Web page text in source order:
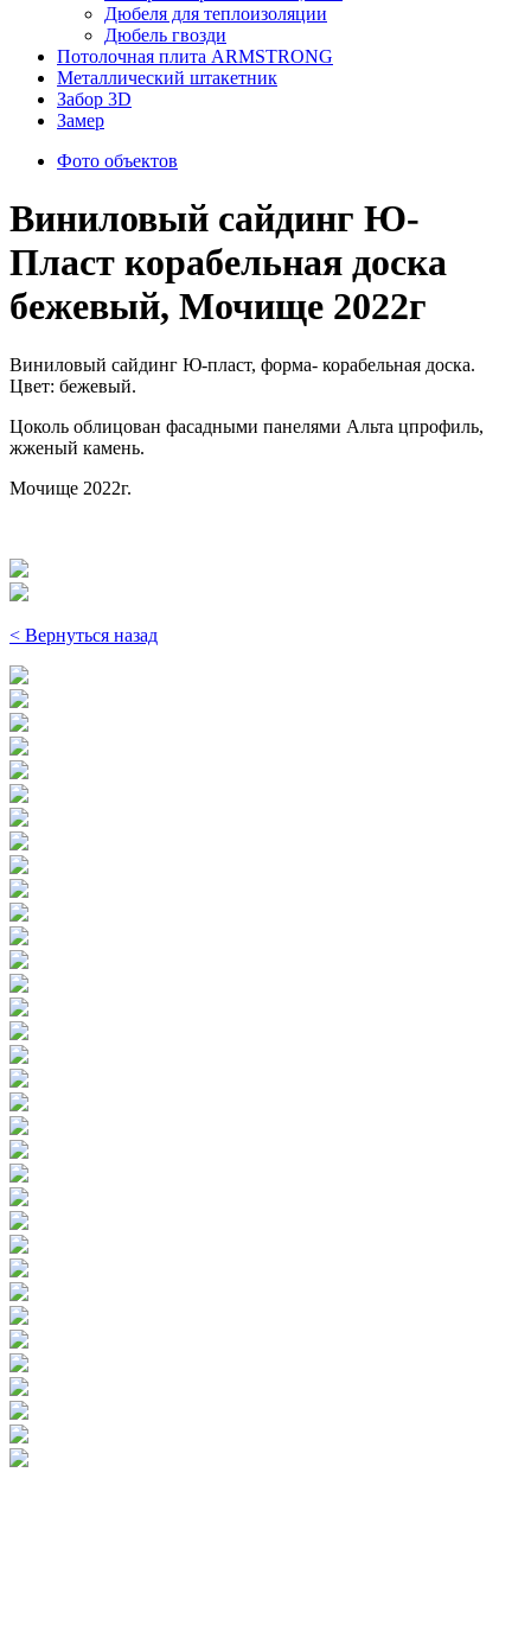
Дюбеля для теплоизоляции
Дюбель гвозди
Потолочная плита ARMSTRONG
Металлический штакетник
Забор 3D
Замер
Фото объектов
Виниловый сайдинг Ю-
Пласт корабельная доска
бежевый, Мочище 2022г
Виниловый сайдинг Ю-пласт, форма- корабельная доска.
Цвет: бежевый.
Цоколь облицован фасадными панелями Альта цпрофиль,
жженый камень.
Мочище 2022г.
< Вернуться назад